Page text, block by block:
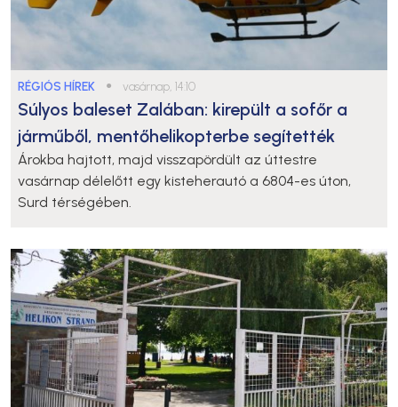
RÉGIÓS HÍREK ● vasárnap, 14:10
Súlyos baleset Zalában: kirepült a sofőr a
járműből, mentőhelikopterbe segítették
Árokba hajtott, majd visszapördült az úttestre
vasárnap délelőtt egy kisteherautó a 6804-es úton,
Surd térségében.